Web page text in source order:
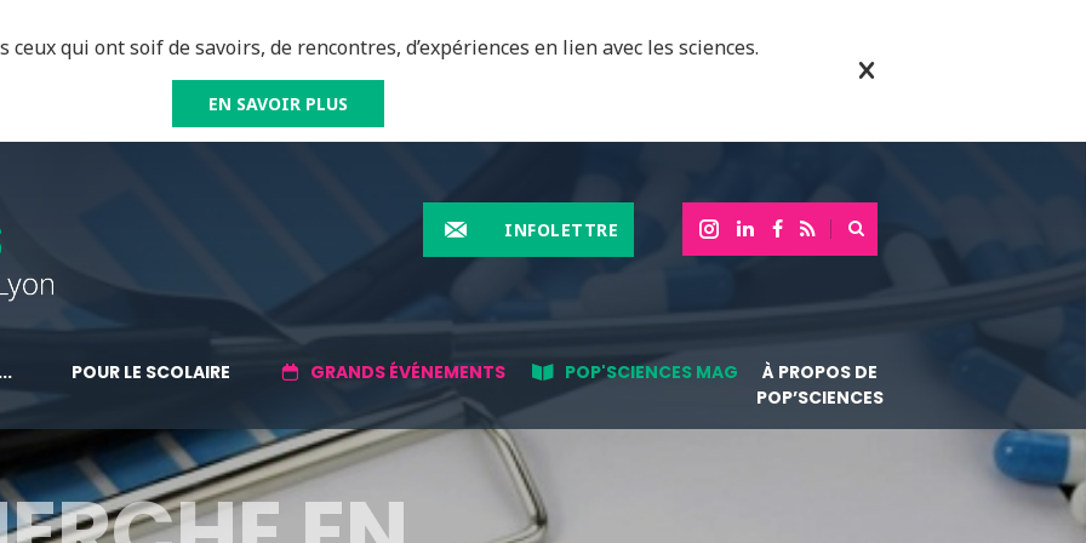
ceux qui ont soif de savoirs, de rencontres, d’expériences en lien avec les sciences.
EN SAVOIR PLUS
INFOLETTRE
POUR LE SCOLAIRE GRANDS ÉVÉNEMENTS POP'SCIENCES MAG
À PROPOS DE
POP’SCIENCES